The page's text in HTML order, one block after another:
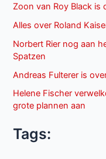
Zoon van Roy Black is
Alles over Roland
Norbert Rier nog aan
Spatzen
Andreas Fulterer is
Helene Fischer
grote plannen aan
Tags: